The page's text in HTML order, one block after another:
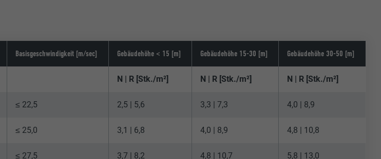
Basisgeschwindigkeit [m/sec] Gebäudehöhe < 15 [m] Gebäudehöhe 15-30 [m] Gebäudehöhe 30-50 [m]
N | R [Stk./m²] N | R [Stk./m²] N | R [Stk./m²]
≤ 22,5 2,5 | 5,6 3,3 | 7,3 4,0 | 8,9
≤ 25,0 3,1 | 6,8 4,0 | 8,9 4,8 | 10,8
≤ 27,5 3,7 | 8,2 4,8 | 10,7 5,8 | 13,0